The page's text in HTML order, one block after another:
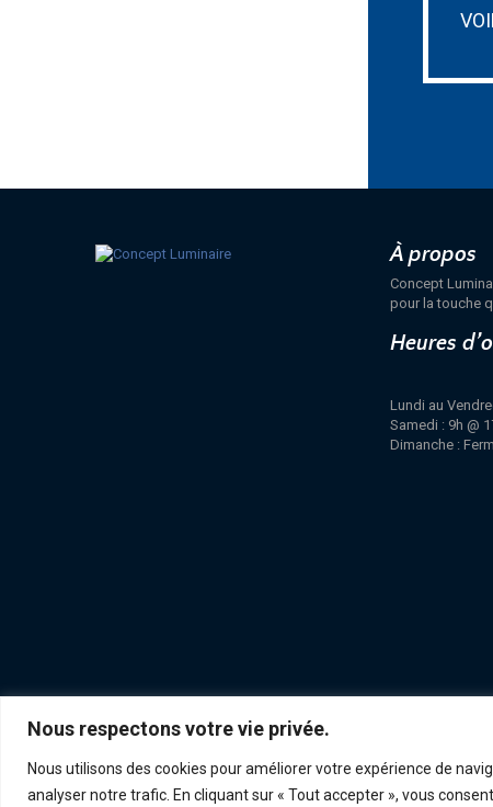
Nous respectons votre vie privée.
Nous utilisons des cookies pour améliorer votre expérience de
analyser notre trafic. En cliquant sur « Tout accepter », vous
À propos
Concept
pour la touche
Heures
Lundi au
Samedi : 9h @
Dimanche :
POLITIQUE DE CONFIDENTIALITÉ
CONCEPT LUMINAIRE - TOUS DROITS RÉSERVÉS © 2026